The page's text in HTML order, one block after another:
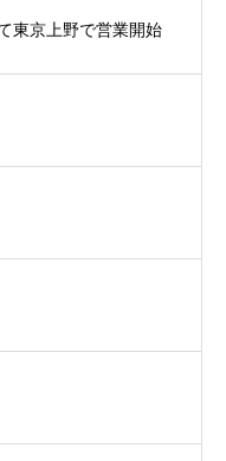
東京上野で営業開始